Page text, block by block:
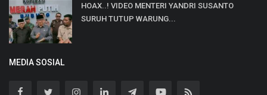
HOAX..! VIDEO MENTERI YANDRI SUSANTO
SURUH TUTUP WARUNG...
MEDIA SOSIAL